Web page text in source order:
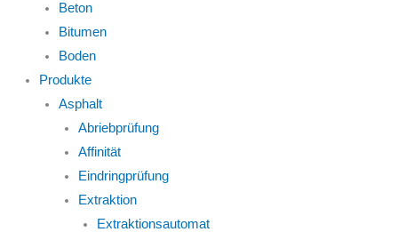
Beton
Bitumen
Boden
Produkte
Asphalt
Abriebprüfung
Affinität
Eindringprüfung
Extraktion
Extraktionsautomat